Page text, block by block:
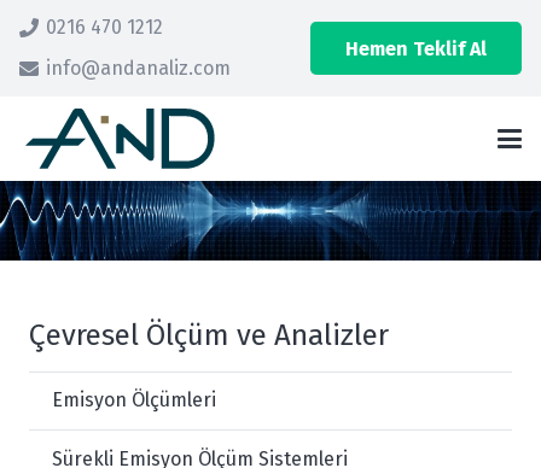
0216 470 1212
info@andanaliz.com
Hemen Teklif Al
Çevresel Ölçüm ve Analizler
Emisyon Ölçümleri
Sürekli Emisyon Ölçüm Sistemleri